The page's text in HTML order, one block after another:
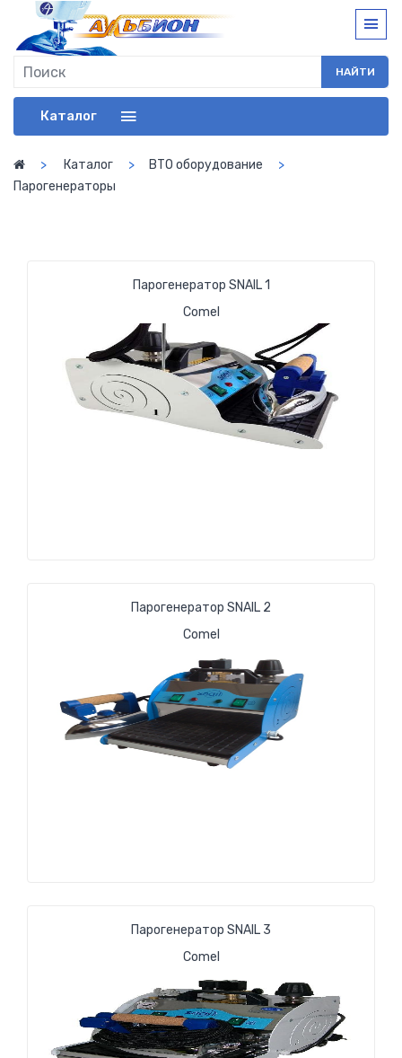
НАЙТИ
Каталог
Каталог
ВТО оборудование
Парогенераторы
Парогенератор SNAIL 1
Comel
Парогенератор SNAIL 2
Comel
Парогенератор SNAIL 3
Comel